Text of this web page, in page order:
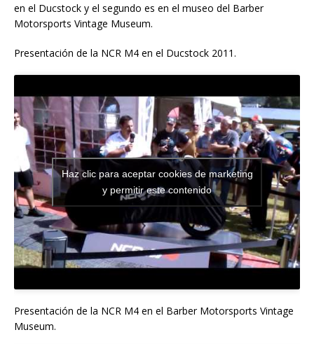
en el Ducstock y el segundo es en el museo del Barber
Motorsports Vintage Museum.
Presentación de la NCR M4 en el Ducstock 2011.
Haz clic para aceptar cookies de marketing
y permitir este contenido
Presentación de la NCR M4 en el Barber Motorsports Vintage
Museum.